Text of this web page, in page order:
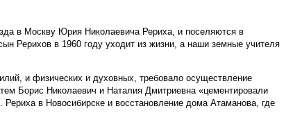
в Москву Юрия Николаевича Рериха, и поселяются в
Рерихов в 1960 году уходит из жизни, а наши земные учителя
и физических и духовных, требовало осуществление
Борис Николаевич и Наталия Дмитриевна «цементировали
в Новосибирске и восстановление дома Атаманова, где